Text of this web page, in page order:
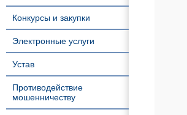
Конкурсы и закупки
Электронные услуги
Устав
Противодействие
мошенничеству